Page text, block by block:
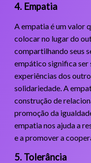
4. Empatia
A empatia é um valor
colocar no lugar do
compartilhando seus
empático significa ser
experiências dos
solidariedade. A
construção de
promoção da
empatia nos ajuda a
e a promover a
5. Tolerância